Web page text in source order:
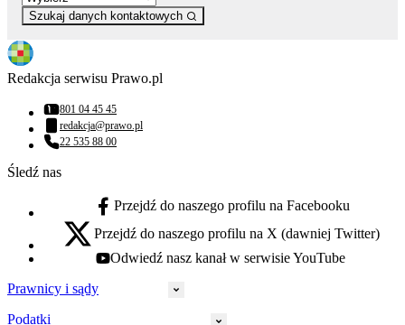
Szukaj danych kontaktowych
Redakcja serwisu Prawo.pl
Numer telefonu:
801 04 45 45
Adres email:
redakcja@prawo.pl
Numer telefonu:
22 535 88 00
Śledź nas
facebook - otwiera się w nowej karcie
Przejdź do naszego profilu na Facebooku
x - otwiera się w nowej karcie
Przejdź do naszego profilu na X (dawniej Twitter)
youtube - otwiera się w nowej karcie
Odwiedź nasz kanał w serwisie YouTube
Prawnicy i sądy
Podatki